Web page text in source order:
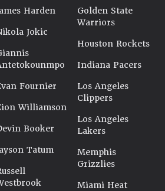
Harden
Jokic
Fournier
Williamson
Booker
Tatum
Golden State
Warriors
Houston Rockets
Indiana Pacers
Los Angeles
Clippers
Los Angeles
Lakers
Memphis
Grizzlies
Miami Heat